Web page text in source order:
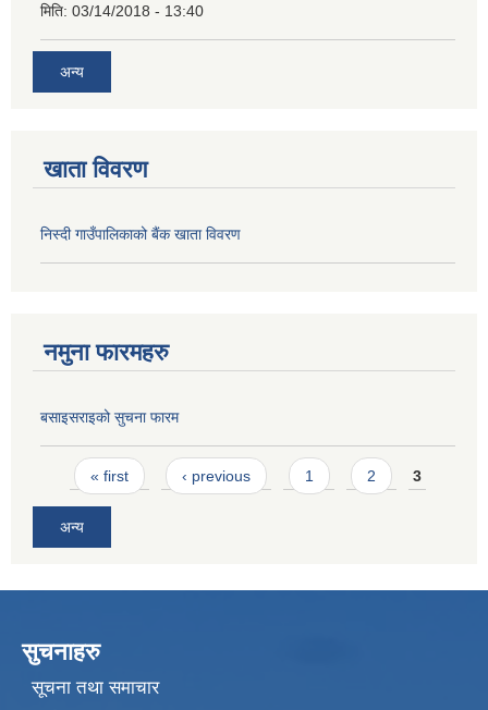
मिति: 03/14/2018 - 13:40
अन्य
खाता विवरण
निस्दी गाउँपालिकाको बैंक खाता विवरण
नमुना फारमहरु
बसाइसराइको सुचना फारम
Pages
« first ‹ previous 1 2 3
अन्य
सुचनाहरु
सूचना तथा समाचार